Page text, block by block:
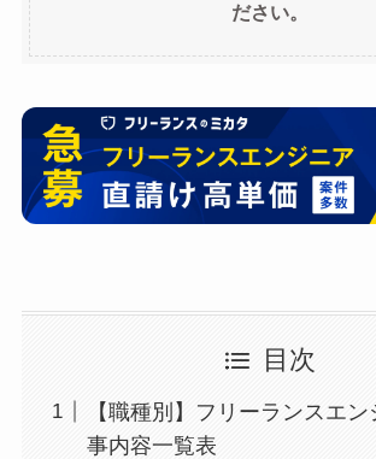
ださい。
目次
【職種別】フリーランスエ
事内容一覧表